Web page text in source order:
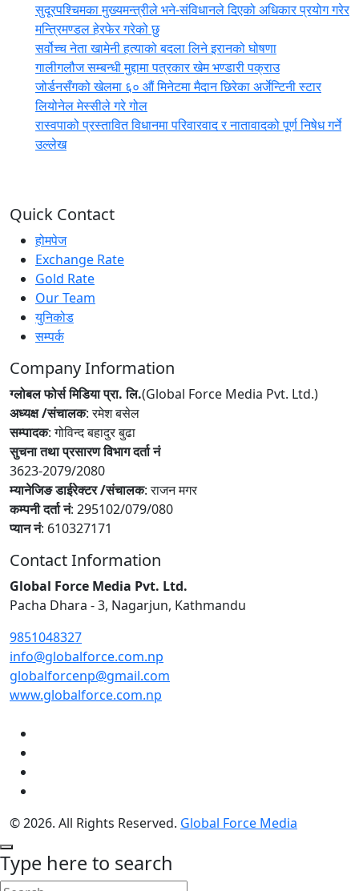
सुदूरपश्चिमका मुख्यमन्त्रीले भने-संविधानले दिएको अधिकार प्रयोग गरेर
मन्त्रिमण्डल हेरफेर गरेको छु
सर्वोच्च नेता खामेनी हत्याको बदला लिने इरानको घोषणा
गालीगलौज सम्बन्धी मुद्दामा पत्रकार खेम भण्डारी पक्राउ
जोर्डनसँगको खेलमा ६० औं मिनेटमा मैदान छिरेका अर्जेन्टिनी स्टार
लियोनेल मेस्सीले गरे गोल
रास्वपाको प्रस्तावित विधानमा परिवारवाद र नातावादको पूर्ण निषेध गर्ने
उल्लेख
Quick Contact
होमपेज
Exchange Rate
Gold Rate
Our Team
युनिकोड
सम्पर्क
Company Information
ग्लोबल फोर्स मिडिया प्रा. लि.(Global Force Media Pvt. Ltd.)
अध्यक्ष /संचालक: रमेश बसेल
सम्पादक: गोविन्द बहादुर बुढा
सुचना तथा प्रसारण विभाग दर्ता नं
3623-2079/2080
म्यानेजिङ डाईरेक्टर /संचालक: राजन मगर
कम्पनी दर्ता नं: 295102/079/080
प्यान नं: 610327171
Contact Information
Global Force Media Pvt. Ltd.
Pacha Dhara - 3, Nagarjun, Kathmandu
9851048327
info@globalforce.com.np
globalforcenp@gmail.com
www.globalforce.com.np
© 2026. All Rights Reserved. Global Force Media
Type here to search